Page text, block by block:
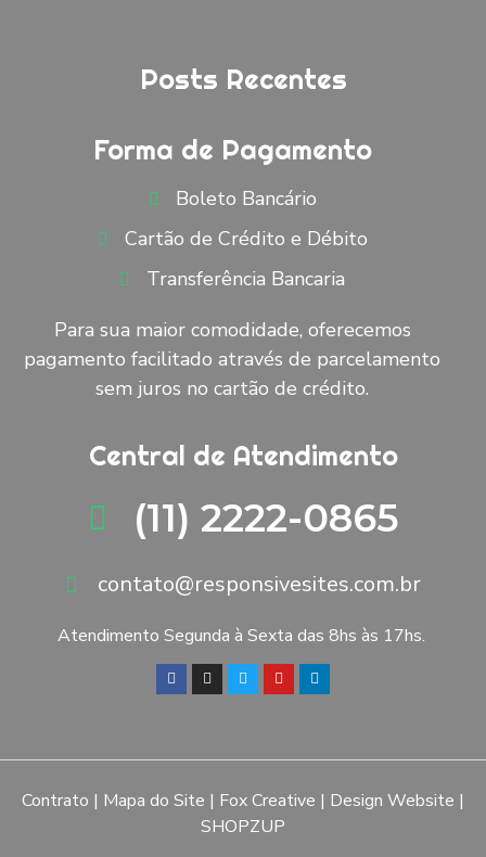
Posts Recentes
Forma de Pagamento
Boleto Bancário
Cartão de Crédito e Débito
Transferência Bancaria
Para sua maior comodidade, oferecemos
pagamento facilitado através de parcelamento
sem juros no cartão de crédito.
Central de Atendimento
(11) 2222-0865
contato@responsivesites.com.br
Atendimento Segunda à Sexta das 8hs às 17hs.
Contrato | Mapa do Site | Fox Creative | Design Website |
SHOPZUP